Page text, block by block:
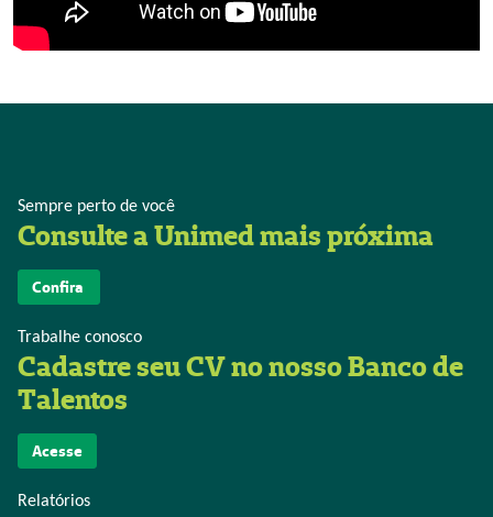
Sempre perto de você
Consulte a Unimed mais próxima
Confira
Trabalhe conosco
Cadastre seu CV no nosso Banco de
Talentos
Acesse
Relatórios